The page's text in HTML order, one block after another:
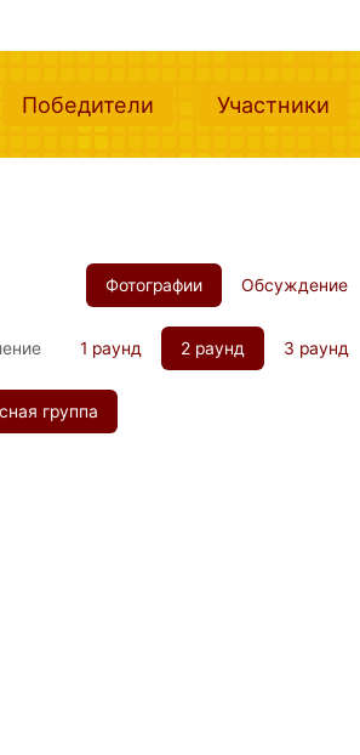
Победители (current)Участники
Фотографии Обсуждение
1 раунд 2 раунд 3 раунд
группа